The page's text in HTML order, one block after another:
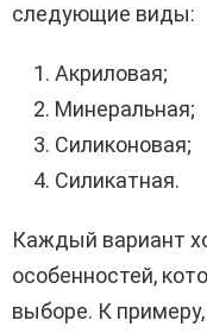
следующие виды:
Акриловая;
Минеральная;
Силиконовая;
Силикатная.
Каждый вариант
особенностей,
выборе. К